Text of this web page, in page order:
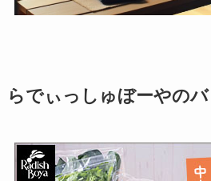
らでぃっしゅぼーやの